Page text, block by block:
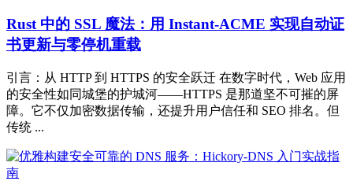
Rust 中的 SSL 魔法：用 Instant-ACME 实现自动证
书更新与零停机重载
引言：从 HTTP 到 HTTPS 的安全跃迁 在数字时代，Web 应用
的安全性如同城堡的护城河——HTTPS 是那道坚不可摧的屏
障。它不仅加密数据传输，还提升用户信任和 SEO 排名。但
传统 ...